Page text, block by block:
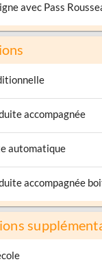
avec Pass
accompagnée
automatique
accompagnée